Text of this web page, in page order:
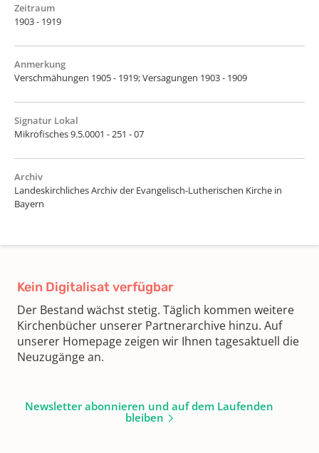
Zeitraum
1903 - 1919
Anmerkung
Verschmähungen 1905 - 1919; Versagungen 1903 - 1909
Signatur Lokal
Mikrofisches 9.5.0001 - 251 - 07
Archiv
Landeskirchliches Archiv der Evangelisch-Lutherischen Kirche in
Bayern
Kein Digitalisat verfügbar
Der Bestand wächst stetig. Täglich kommen weitere
Kirchenbücher unserer Partnerarchive hinzu. Auf
unserer Homepage zeigen wir Ihnen tagesaktuell die
Neuzugänge an.
Newsletter abonnieren und auf dem Laufenden
bleiben